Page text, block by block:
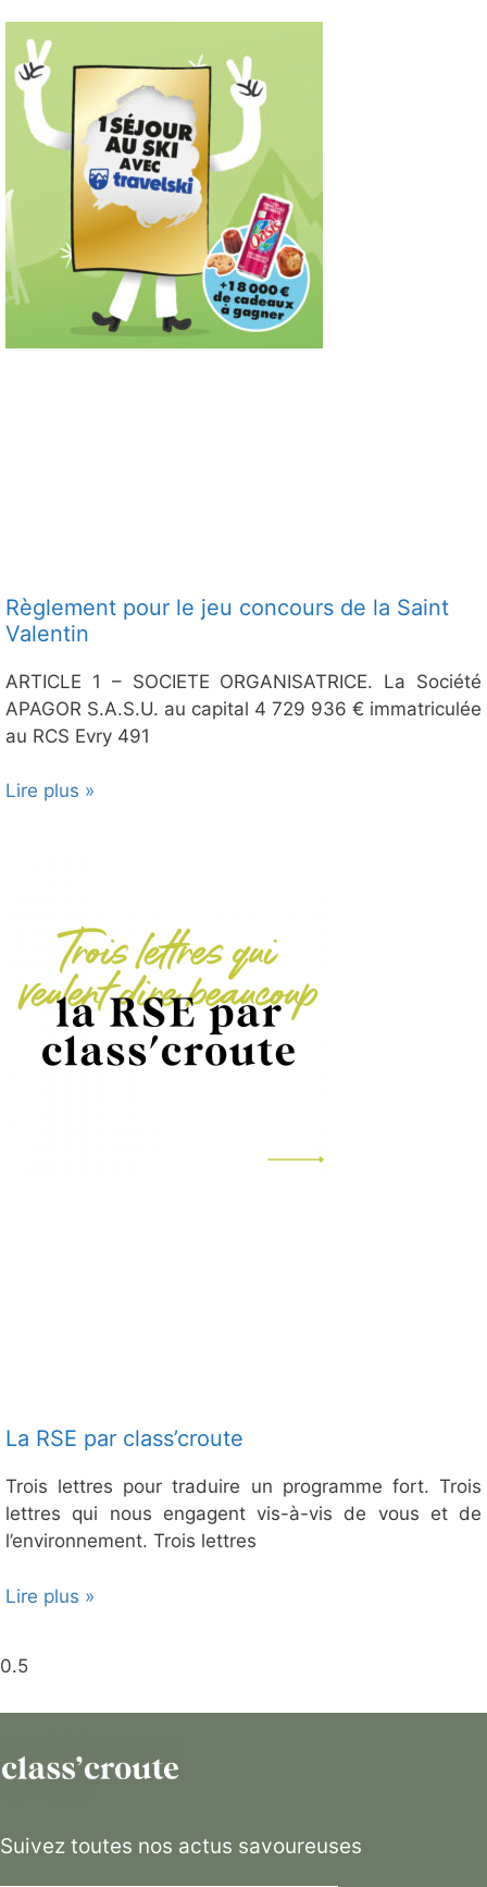
Règlement pour le jeu concours de la Saint
Valentin
ARTICLE 1 – SOCIETE ORGANISATRICE. La Société
APAGOR S.A.S.U. au capital 4 729 936 € immatriculée
au RCS Evry 491
Lire plus »
La RSE par class’croute
Trois lettres pour traduire un programme fort. Trois
lettres qui nous engagent vis-à-vis de vous et de
l’environnement. Trois lettres
Lire plus »
Suivez toutes nos actus savoureuses